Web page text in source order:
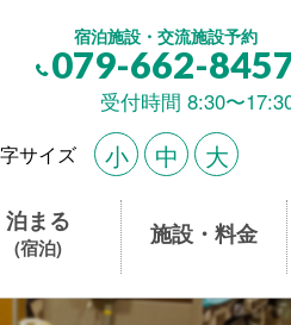
宿泊施設・交流施設予約
079-662-
受付時間 8:30〜
サイズ 小 中 大
泊まる
(宿泊) 施設・料金